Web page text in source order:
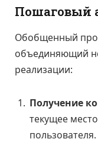
Пошаговый
Обобщенный
объединяющий
реализации:
Получение
текущее
пользователя.